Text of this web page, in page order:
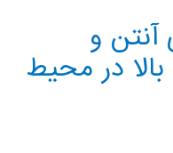
و
در محیط